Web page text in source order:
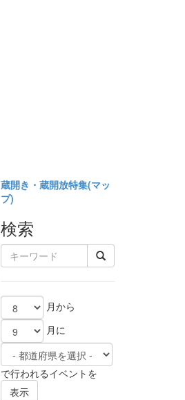
蔵開き・蔵開放特集(マッ
プ)
検索
月から
月に
で行われるイベントを
表示